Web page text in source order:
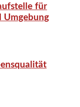
für
Umgebung